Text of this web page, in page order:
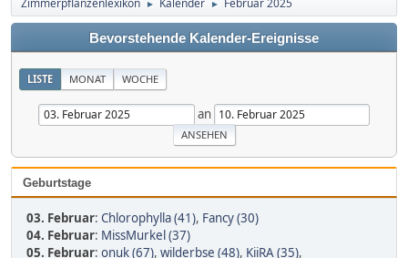
Zimmerpflanzenlexikon ► Kalender ► Februar 2025
Bevorstehende Kalender-Ereignisse
LISTE MONAT WOCHE
an
Geburtstage
03. Februar: Chlorophylla (41), Fancy (30)
04. Februar: MissMurkel (37)
05. Februar: onuk (67), wilderbse (48), KiiRA (35),